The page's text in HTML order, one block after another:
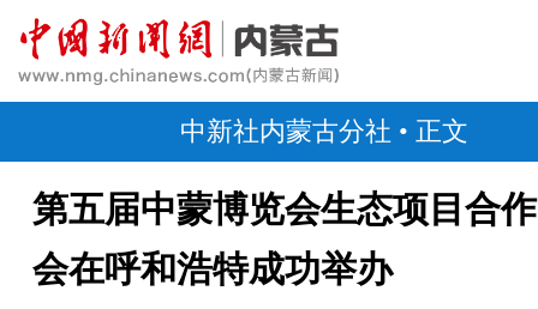
中新社内蒙古分社 • 正文
第五届中蒙博览会生态项目合
会在呼和浩特成功举办